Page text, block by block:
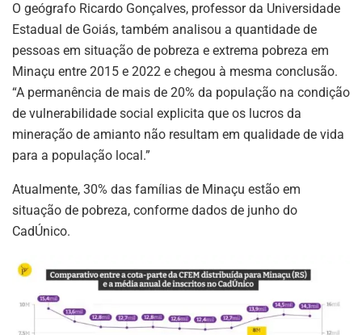
O geógrafo Ricardo Gonçalves, professor da Universidade
Estadual de Goiás, também analisou a quantidade de
pessoas em situação de pobreza e extrema pobreza em
Minaçu entre 2015 e 2022 e chegou à mesma conclusão.
“A permanência de mais de 20% da população na condição
de vulnerabilidade social explicita que os lucros da
mineração de amianto não resultam em qualidade de vida
para a população local.”
Atualmente, 30% das famílias de Minaçu estão em
situação de pobreza, conforme dados de junho do
CadÚnico.